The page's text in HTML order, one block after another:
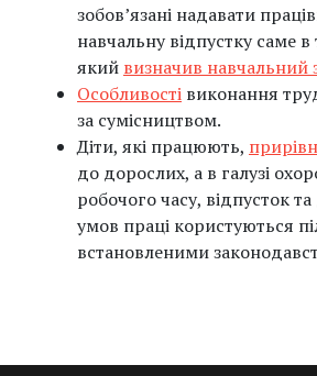
зобов’язані надавати
навчальну відпустку саме в
який визначив навчальний
Особливості виконання
за сумісництвом.
Діти, які працюють,
до дорослих, а в галузі
робочого часу, відпусток
умов праці користуються
встановленими